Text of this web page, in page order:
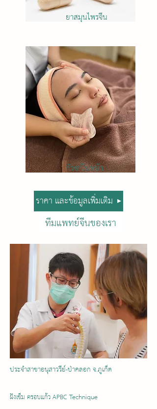
ยาสมุนไพรจีน
กัวซาใบหน้า
ราคา และข้อมูลเพิ่มเติม
ทีมแพทย์จีนของเรา
ประจำสาขาอนุสาวรีย์-ป่าคลอก จ.ภูเก็ต
ฝังเข็ม ครอบแก้ว APBC Technique